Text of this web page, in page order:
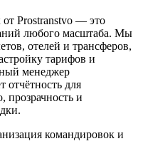
от Prostranstvo — это
любого масштаба. Мы
отелей и трансферов,
тарифов и
менеджер
отчётность для
прозрачность и